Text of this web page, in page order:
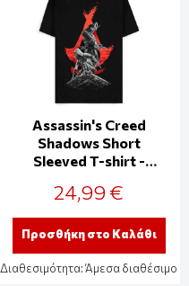
Assassin's Creed
Shadows Short
Sleeved T-shirt -
24,99 €
Προσθήκη στο Καλάθι
Διαθεσιμότητα:Άμεσα διαθέσιμο